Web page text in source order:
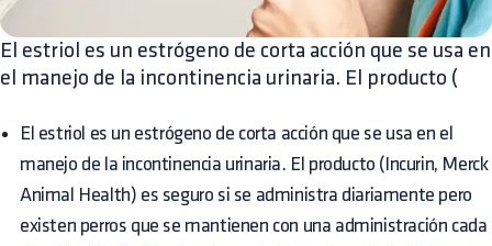
El estriol es un estrógeno de corta acción que se usa en
el manejo de la incontinencia urinaria. El producto (
El estriol es un estrógeno de corta acción que se usa en el
manejo de la incontinencia urinaria. El producto (Incurin, Merck
Animal Health) es seguro si se administra diariamente pero
existen perros que se mantienen con una administración cada